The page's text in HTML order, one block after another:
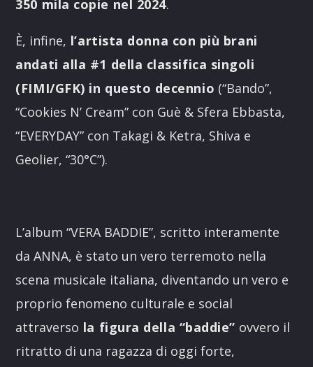
350 mila copie nel 2024.
È, infine, l’artista donna con più brani
andati alla #1 della classifica singoli
(FIMI/GFK) in questo decennio (“Bando”,
“Cookies N’ Cream” con Guè & Sfera Ebbasta,
“EVERYDAY” con Takagi & Ketra, Shiva e
Geolier, “30°C”).
L’album “VERA BADDIE”, scritto interamente
da ANNA, è stato un vero terremoto nella
scena musicale italiana, diventando un vero e
proprio fenomeno culturale e social
attraverso la figura della “baddie” ovvero il
ritratto di una ragazza di oggi forte,